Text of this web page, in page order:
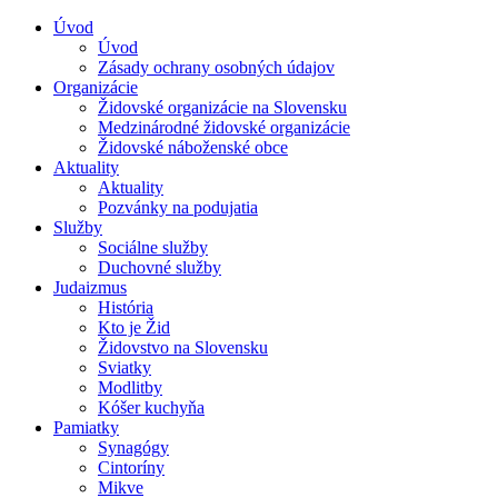
Úvod
Úvod
Zásady ochrany osobných údajov
Organizácie
Židovské organizácie na Slovensku
Medzinárodné židovské organizácie
Židovské náboženské obce
Aktuality
Aktuality
Pozvánky na podujatia
Služby
Sociálne služby
Duchovné služby
Judaizmus
História
Kto je Žid
Židovstvo na Slovensku
Sviatky
Modlitby
Kóšer kuchyňa
Pamiatky
Synagógy
Cintoríny
Mikve